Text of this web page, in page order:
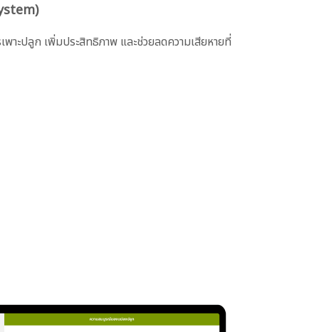
าะปลูก เพิ่มประสิทธิภาพ และช่วยลดความเสียหายที่